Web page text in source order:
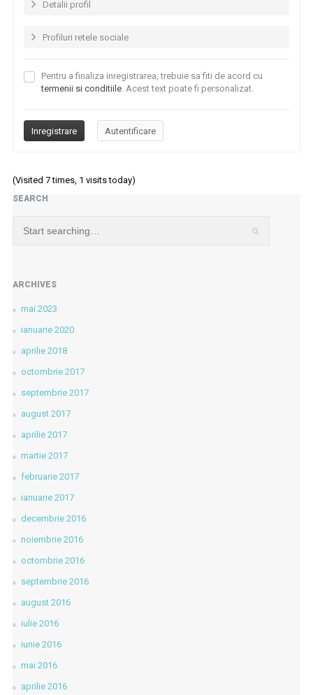
Detalii profil
Profiluri retele sociale
Pentru a finaliza inregistrarea, trebuie sa fiti de acord cu
termenii si conditiile. Acest text poate fi personalizat.
(Visited 7 times, 1 visits today)
SEARCH
ARCHIVES
mai 2023
ianuarie 2020
aprilie 2018
octombrie 2017
septembrie 2017
august 2017
aprilie 2017
martie 2017
februarie 2017
ianuarie 2017
decembrie 2016
noiembrie 2016
octombrie 2016
septembrie 2016
august 2016
iulie 2016
iunie 2016
mai 2016
aprilie 2016